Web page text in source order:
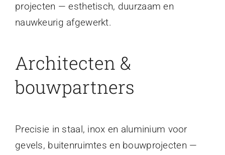
projecten — esthetisch, duurzaam en
nauwkeurig afgewerkt.
Architecten &
bouwpartners
Precisie in staal, inox en aluminium voor
gevels, buitenruimtes en bouwprojecten —